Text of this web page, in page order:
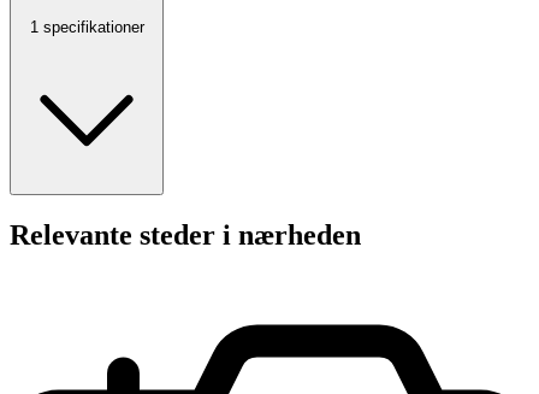
1 specifikationer
Relevante steder i nærheden